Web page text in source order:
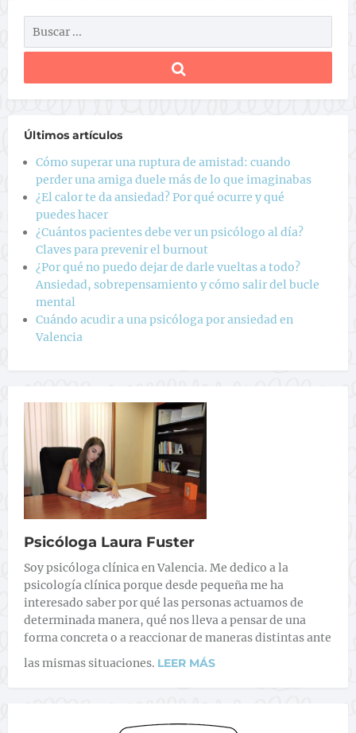
Últimos artículos
Cómo superar una ruptura de amistad: cuando
perder una amiga duele más de lo que imaginabas
¿El calor te da ansiedad? Por qué ocurre y qué
puedes hacer
¿Cuántos pacientes debe ver un psicólogo al día?
Claves para prevenir el burnout
¿Por qué no puedo dejar de darle vueltas a todo?
Ansiedad, sobrepensamiento y cómo salir del bucle
mental
Cuándo acudir a una psicóloga por ansiedad en
Valencia
Psicóloga Laura Fuster
Soy psicóloga clínica en Valencia. Me dedico a la
psicología clínica porque desde pequeña me ha
interesado saber por qué las personas actuamos de
determinada manera, qué nos lleva a pensar de una
forma concreta o a reaccionar de maneras distintas ante
las mismas situaciones. LEER MÁS